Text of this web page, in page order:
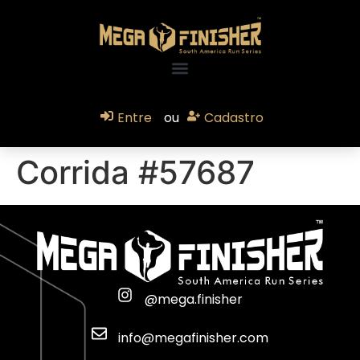
Entre ou Cadastro
Corrida #57687
@mega.finisher
info@megafinisher.com